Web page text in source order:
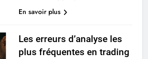
En savoir plus
Les erreurs d’analyse les
plus fréquentes en trading